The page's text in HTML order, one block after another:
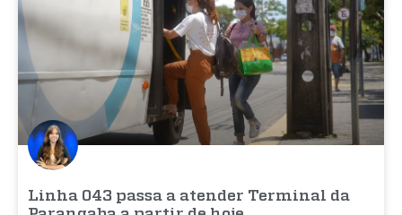
Linha 043 passa a atender Terminal da